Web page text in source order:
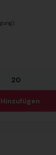
Hinzufügen